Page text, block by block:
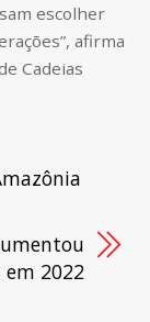
escolher
afirma
Cadeias
em 2022